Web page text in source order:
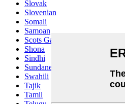
Slovak
Slovenian
Somali
Samoan
Scots Gaelic
Shona
Sindhi
Sundanese
Swahili
Tajik
Tamil